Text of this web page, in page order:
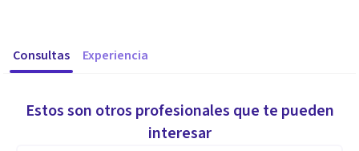
Consultas Experiencia
Estos son otros profesionales que te pueden
interesar